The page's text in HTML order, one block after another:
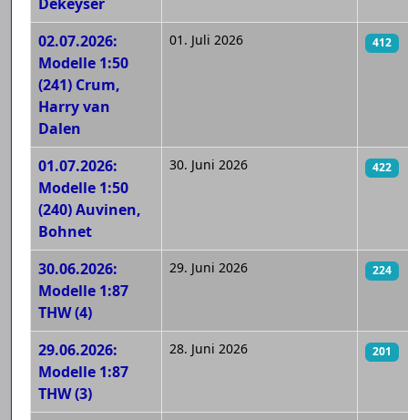
02.07.2026:
Modelle 1:50
(241) Crum,
Harry van
Dalen
01. Juli 2026 412
01.07.2026:
Modelle 1:50
(240) Auvinen,
Bohnet
30. Juni 2026 422
30.06.2026:
Modelle 1:87
THW (4)
29. Juni 2026 224
29.06.2026:
Modelle 1:87
THW (3)
28. Juni 2026 201